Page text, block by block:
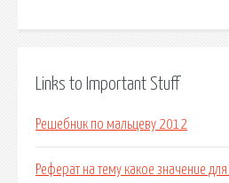
Links to Important Stuff
Решебник по мальцеву 2012
Реферат на тему какое значение